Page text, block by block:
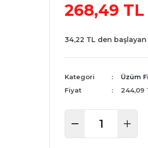
268,49 TL
34,22 TL den
Kategori
Üzüm
Fiyat
244,09